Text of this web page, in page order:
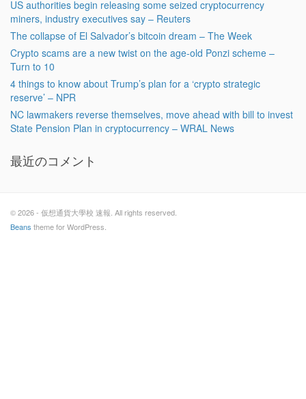
US authorities begin releasing some seized cryptocurrency
miners, industry executives say – Reuters
The collapse of El Salvador’s bitcoin dream – The Week
Crypto scams are a new twist on the age-old Ponzi scheme –
Turn to 10
4 things to know about Trump’s plan for a ‘crypto strategic
reserve’ – NPR
NC lawmakers reverse themselves, move ahead with bill to invest
State Pension Plan in cryptocurrency – WRAL News
最近のコメント
© 2026 - 仮想通貨大學校 速報. All rights reserved.
Beans theme for WordPress.